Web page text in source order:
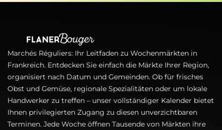
Marchés Réguliers: Ihr Leitfaden zu Wochenmärkten in
Frankreich. Entdecken Sie einfach die Märkte Ihrer Region,
organisiert nach Datum und Gemeinden. Ob für frisches
Obst und Gemüse, regionale Spezialitäten oder um lokale
Handwerker zu treffen – unser vollständiger Kalender bietet
Ihnen privilegierten Zugang zu diesen unverzichtbaren
Terminen. Jede Woche öffnen Tausende von Märkten ihre